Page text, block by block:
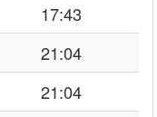
17:43
21:04
21:04